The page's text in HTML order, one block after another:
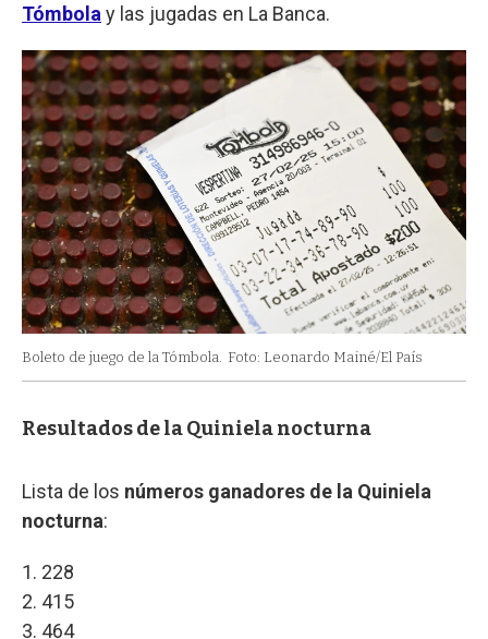
Tómbola y las jugadas en La Banca.
Boleto de juego de la Tómbola. Foto: Leonardo Mainé/El País
Resultados de la Quiniela nocturna
Lista de los números ganadores de la Quiniela
nocturna:
1. 228
2. 415
3. 464